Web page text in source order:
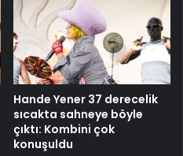
Hande Yener 37 derecelik
sıcakta sahneye böyle
çıktı: Kombini çok
konuşuldu